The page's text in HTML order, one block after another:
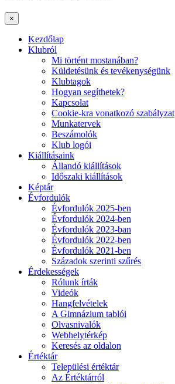
×
Kezdőlap
Klubról
Mi történt mostanában?
Küldetésünk és tevékenységünk
Klubtagok
Hogyan segíthetek?
Kapcsolat
Cookie-kra vonatkozó szabályzat
Munkatervek
Beszámolók
Klub logói
Kiállításaink
Állandó kiállítások
Időszaki kiállítások
Képtár
Évfordulók
Évfordulók 2025-ben
Évfordulók 2024-ben
Évfordulók 2023-ban
Évfordulók 2022-ben
Évfordulók 2021-ben
Századok szerinti szűrés
Érdekességek
Rólunk írták
Videók
Hangfelvételek
A Gimnázium tablói
Olvasnivalók
Webhelytérkép
Keresés az oldalon
Értéktár
Települési értéktár
Az Értéktárról